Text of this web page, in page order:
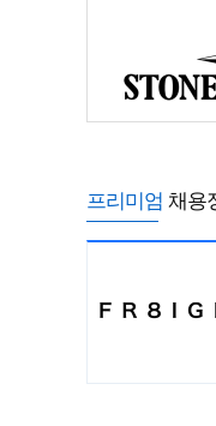
프리미엄 채용